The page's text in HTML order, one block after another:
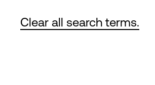
Clear all search terms.